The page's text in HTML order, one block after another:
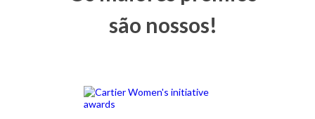
são nossos!